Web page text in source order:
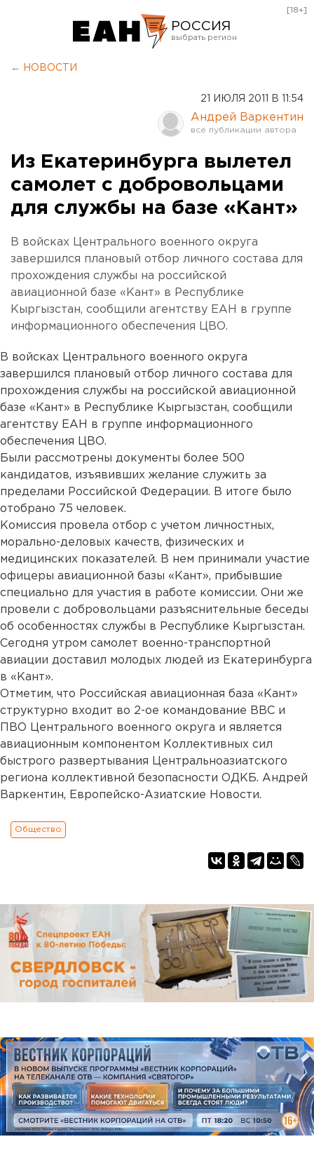
РОССИЯ
Оренбург
[18+]
← НОВОСТИ
21 ИЮЛЯ 2011 В 11:54
Андрей Варкентин
Из Екатеринбурга вылетел
самолет с добровольцами
для службы на базе «Кант»
В войсках Центрального военного округа
завершился плановый отбор личного состава для
прохождения службы на российской
авиационной базе «Кант» в Республике
Кыргызстан, сообщили агентству ЕАН в группе
информационного обеспечения ЦВО.
В войсках Центрального военного округа
завершился плановый отбор личного состава для
прохождения службы на российской авиационной
базе «Кант» в Республике Кыргызстан, сообщили
агентству ЕАН в группе информационного
обеспечения ЦВО.
Были рассмотрены документы более 500
кандидатов, изъявивших желание служить за
пределами Российской Федерации. В итоге было
отобрано 75 человек.
Комиссия провела отбор с учетом личностных,
морально-деловых качеств, физических и
медицинских показателей. В нем принимали участие
офицеры авиационной базы «Кант», прибывшие
специально для участия в работе комиссии. Они же
провели с добровольцами разъяснительные беседы
об особенностях службы в Республике Кыргызстан.
Сегодня утром самолет военно-транспортной
авиации доставил молодых людей из Екатеринбурга
в «Кант».
Отметим, что Российская авиационная база «Кант»
структурно входит во 2-ое командование ВВС и
ПВО Центрального военного округа и является
авиационным компонентом Коллективных сил
быстрого развертывания Центральноазиатского
региона коллективной безопасности ОДКБ. Андрей
Варкентин, Европейско-Азиатские Новости.
Общество